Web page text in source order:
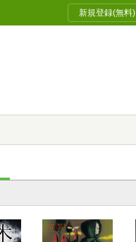
新規登録(無料)